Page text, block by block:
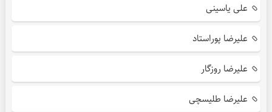
علی یاسینی
علیرضا پوراستاد
علیرضا روزگار
علیرضا طلیسچی